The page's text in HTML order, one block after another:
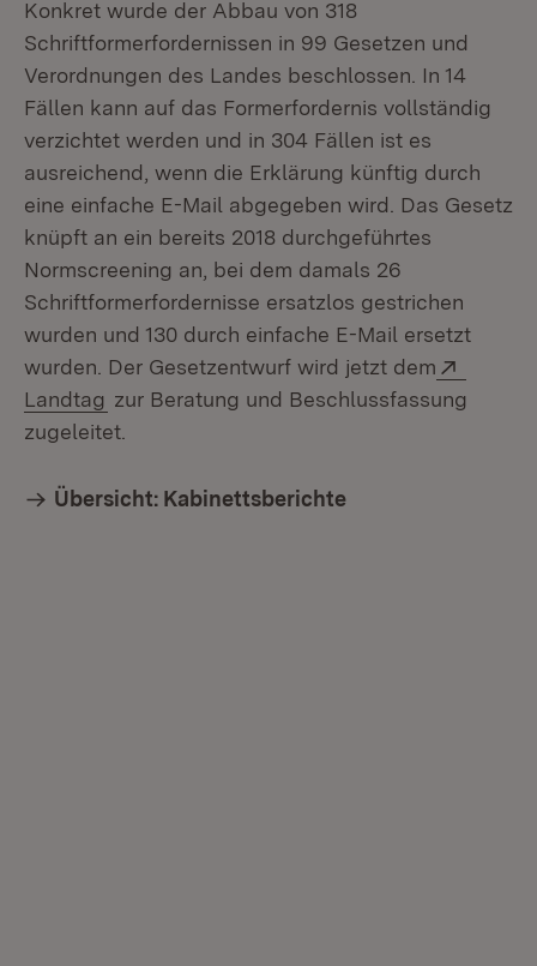
Konkret wurde der Abbau von 318
Schriftformerfordernissen in 99 Gesetzen und
Verordnungen des Landes beschlossen. In 14
Fällen kann auf das Formerfordernis vollständig
verzichtet werden und in 304 Fällen ist es
ausreichend, wenn die Erklärung künftig durch
eine einfache E-Mail abgegeben wird. Das Gesetz
knüpft an ein bereits 2018 durchgeführtes
Normscreening an, bei dem damals 26
Schriftformerfordernisse ersatzlos gestrichen
wurden und 130 durch einfache E-Mail ersetzt
wurden. Der Gesetzentwurf wird jetzt dem
Landtag (Öffnet in neuem Fenster)
zur Beratung und Beschlussfassung
zugeleitet.
Übersicht: Kabinettsberichte